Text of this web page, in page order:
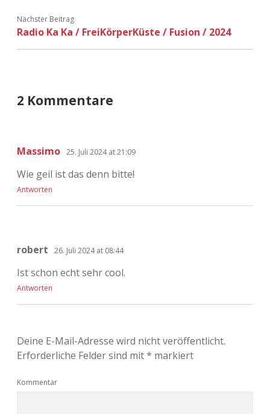
Nächster Beitrag
Radio Ka Ka / FreiKörperKüste / Fusion / 2024
2 Kommentare
Massimo 25. Juli 2024 at 21:09
Wie geil ist das denn bitte!
Antworten
robert 26. Juli 2024 at 08:44
Ist schon echt sehr cool.
Antworten
Deine E-Mail-Adresse wird nicht veröffentlicht.
Erforderliche Felder sind mit* markiert
Kommentar